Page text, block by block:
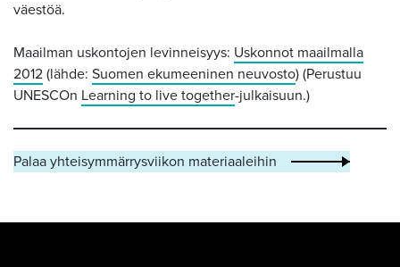
väestöä.
Maailman uskontojen levinneisyys: Uskonnot maailmalla
2012 (lähde: Suomen ekumeeninen neuvosto) (Perustuu
UNESCOn Learning to live together-julkaisuun.)
Palaa yhteisymmärrysviikon materiaaleihin